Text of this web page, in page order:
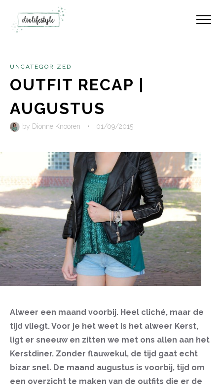
UNCATEGORIZED
OUTFIT RECAP |
AUGUSTUS
by Dionne Knooren • 01/09/2015
Alweer een maand voorbij. Heel cliché, maar de
tijd vliegt. Voor je het weet is het alweer Kerst,
ligt er sneeuw en zitten we met ons allen aan het
Kerstdiner. Zonder flauwekul, de tijd gaat echt
bizar snel. De maand augustus is voorbij, tijd om
een overzicht te maken van de outfits die er de